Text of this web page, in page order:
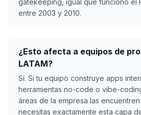
gatekeeping, igual que funcionó el
entre 2003 y 2010.
¿Esto afecta a equipos de
LATAM?
Sí. Si tu equipo construye apps
herramientas no-code o vibe-
áreas de la empresa las encuentren
necesitas exactamente esta capa